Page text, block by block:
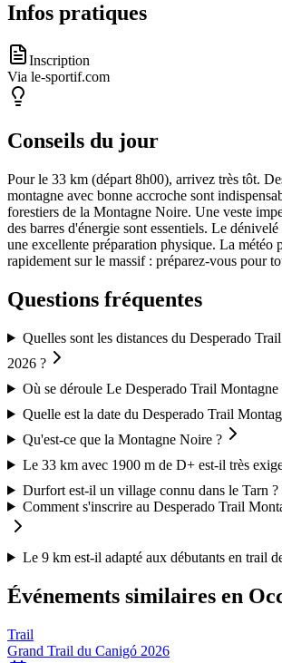
Infos pratiques
Inscription
Via le-sportif.com
Conseils du jour
Pour le 33 km (départ 8h00), arrivez très tôt.
montagne avec bonne accroche sont
forestiers de la Montagne Noire. Une veste
des barres d'énergie sont essentiels. Le
une excellente préparation physique. La météo
rapidement sur le massif : préparez-vous pour
Questions fréquentes
Quelles sont les distances du Desperado
2026 ?
Où se déroule Le Desperado Trail
Quelle est la date du Desperado Trail
Qu'est-ce que la Montagne Noire ?
Le 33 km avec 1900 m de D+ est-il très
Durfort est-il un village connu dans le Tarn ?
Comment s'inscrire au Desperado Trail
Le 9 km est-il adapté aux débutants en trail
Événements similaires en
Trail
Grand Trail du Canigó 2026